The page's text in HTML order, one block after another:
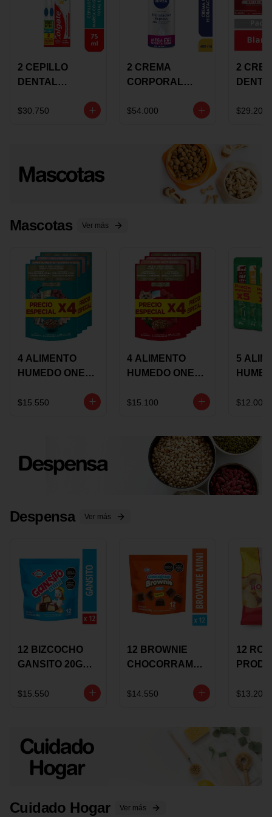
2 CEPILLO
DENTAL
+CREMA
$30.750
2 CREMA
CORPORAL
EXPRESS
OFERTA
$54.000
2
$29.200
Mascotas Ver más
4 ALIMENTO
HUMEDO ONE
85 GRS
$15.550
4 ALIMENTO
HUMEDO ONE
85 GRS
$15.100
5
$12.000
Despensa Ver más
12 BIZCOCHO
GANSITO 20G
MERMELADA
$15.550
12 BROWNIE
CHOCORRAMO
X 20 GRS
$14.550
12
X 15
$13.200
Cuidado Hogar Ver más